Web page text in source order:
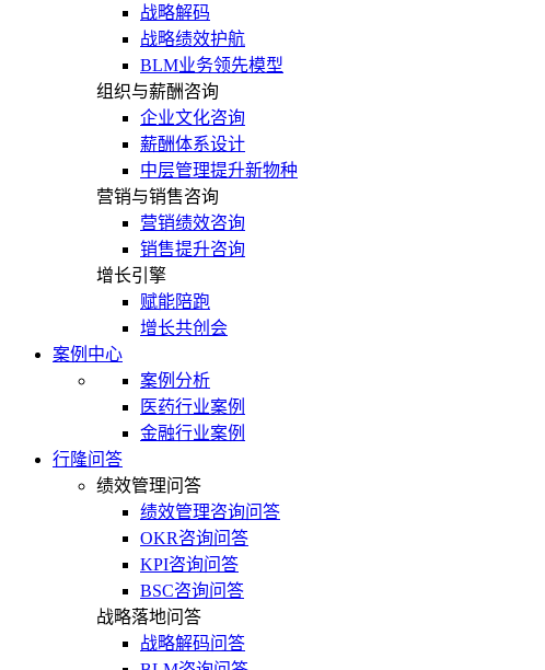
战略解码
战略绩效护航
BLM业务领先模型
组织与薪酬咨询
企业文化咨询
薪酬体系设计
中层管理提升新物种
营销与销售咨询
营销绩效咨询
销售提升咨询
增长引擎
赋能陪跑
增长共创会
案例中心
案例分析
医药行业案例
金融行业案例
行隆问答
绩效管理问答
绩效管理咨询问答
OKR咨询问答
KPI咨询问答
BSC咨询问答
战略落地问答
战略解码问答